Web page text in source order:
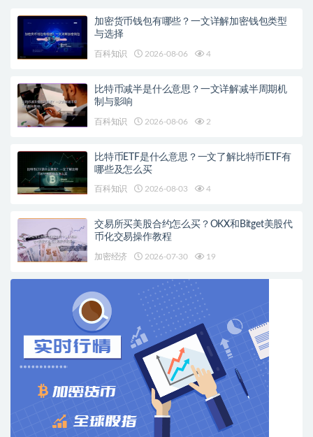
加密货币钱包有哪些？一文详解加密钱包类型
与选择
百科知识 2026-08-06 4
比特币减半是什么意思？一文详解减半周期机
制与影响
百科知识 2026-08-06 2
比特币ETF是什么意思？一文了解比特币ETF有
哪些及怎么买
百科知识 2026-08-03 4
交易所买美股合约怎么买？OKX和Bitget美股代
币化交易操作教程
加密经济 2026-07-30 19